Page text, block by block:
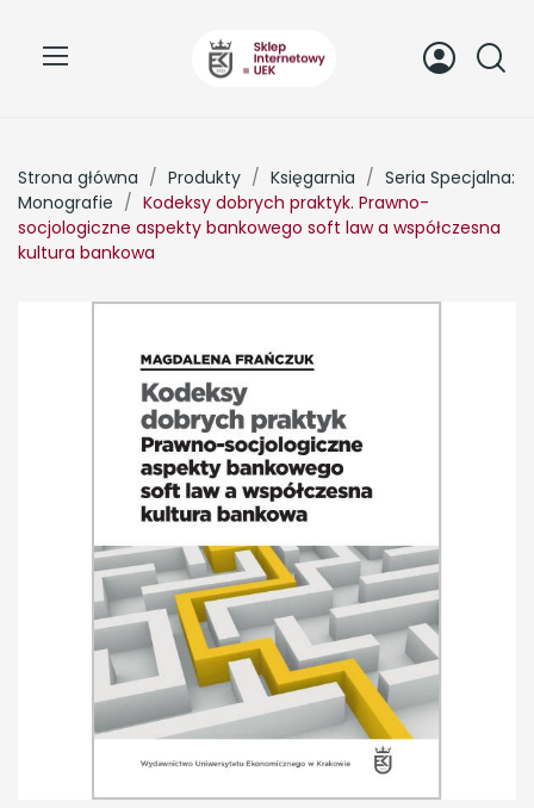
Strona główna Produkty Księgarnia
Seria Specjalna:
Monografie
Kodeksy dobrych praktyk. Prawno-
socjologiczne aspekty bankowego soft law a współczesna
kultura bankowa